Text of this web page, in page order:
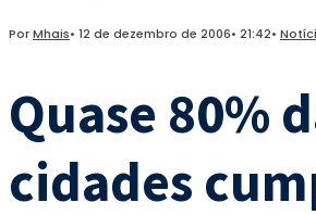
PorMhais• 12 de dezembro de 2006• 21:42•
Quase 80%
cidades